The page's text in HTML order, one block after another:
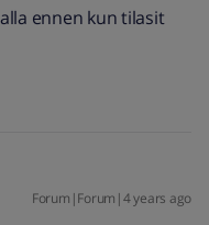
ennen kun tilasit
Forum|Forum|4 years ago